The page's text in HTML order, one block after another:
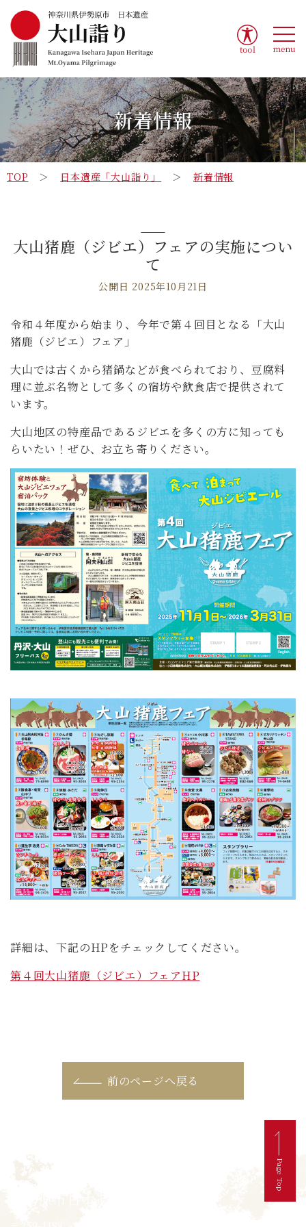
新着情報
TOP 日本遺産「大山詣り」 新着情報
大山猪鹿（ジビエ）フェアの実施につい
て
公開日 2025年10月21日
令和４年度から始まり、今年で第４回目となる「大山
猪鹿（ジビエ）フェア」
大山では古くから猪鍋などが食べられており、豆腐料
理に並ぶ名物として多くの宿坊や飲食店で提供されて
います。
大山地区の特産品であるジビエを多くの方に知っても
らいたい！ぜひ、お立ち寄りください。
詳細は、下記のHPをチェックしてください。
第４回大山猪鹿（ジビエ）フェアHP
前のページへ戻る
Page Top